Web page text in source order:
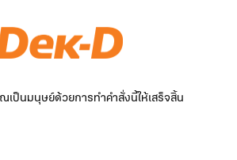
เป็นมนุษย์ด้วยการทำคำสั่งนี้ให้เสร็จสิ้น